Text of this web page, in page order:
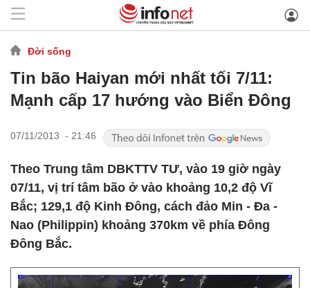
Đời sống
Tin bão Haiyan mới nhất tối 7/11:
Mạnh cấp 17 hướng vào Biển Đông
07/11/2013 - 21:46
Theo Trung tâm DBKTTV TƯ, vào 19 giờ ngày
07/11, vị trí tâm bão ở vào khoảng 10,2 độ Vĩ
Bắc; 129,1 độ Kinh Đông, cách đảo Min - Đa -
Nao (Philippin) khoảng 370km về phía Đông
Đông Bắc.